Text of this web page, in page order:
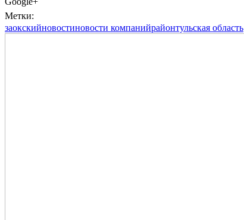
Метки:
заокскийновостиновости компанийрайонтульская область